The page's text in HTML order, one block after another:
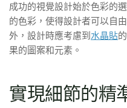
成功的視覺設計始於色彩的選
的色彩，使得設計者可以自
外，設計時應考慮到 水晶貼
果的圖案和元素。
實現細節的精